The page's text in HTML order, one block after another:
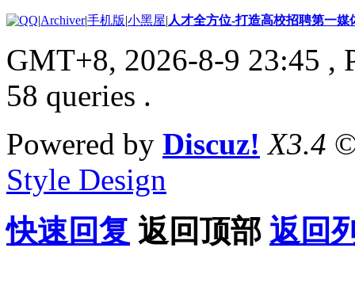
|Archiver|手机版|小黑屋| 人才全方位-打造高校招聘第一媒
GMT+8, 2026-8-9 23:45 ,
58 queries .
Powered by Discuz! X3.4
Style Design
快速回复 返回顶部 返回